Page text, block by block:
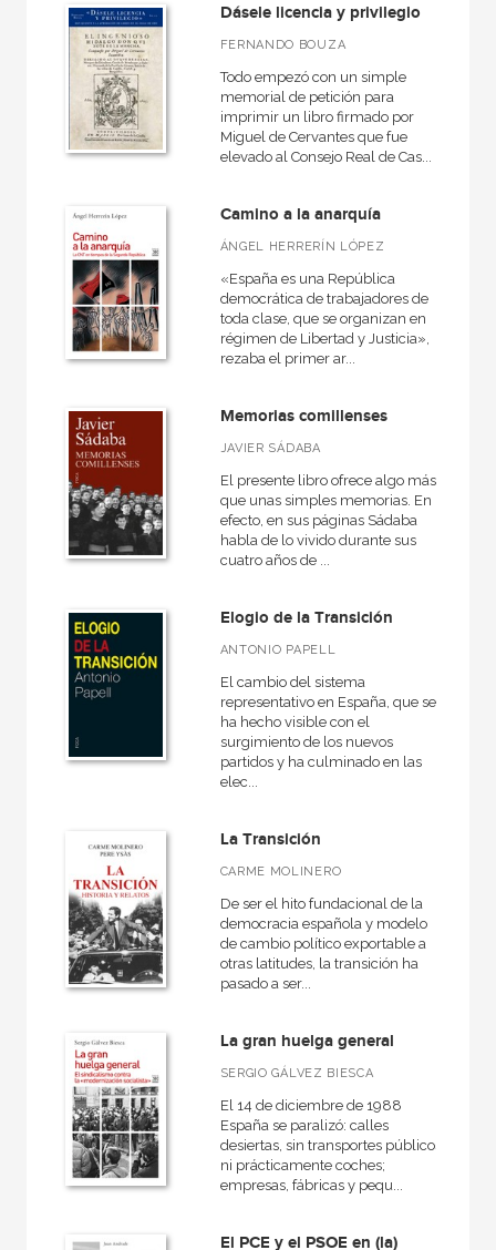
Hitos
Investigación
La palabra ilustrada
VER TODAS... (33)
NUESTROS FORMATOS
Cartoné
Ebook
Ebook
Grapa
Papel
Papel
Rústica
CATÁLOGOS PDF
Catálogos PDF
Dásele licencia y privilegio
FERNANDO BOUZA
Todo empezó con un simple
memorial de petición para
imprimir un libro firmado por
Miguel de Cervantes que fue
elevado al Consejo Real de Cas...
Camino a la anarquía
ÁNGEL HERRERÍN LÓPEZ
«España es una República
democrática de trabajadores de
toda clase, que se organizan en
régimen de Libertad y Justicia»,
rezaba el primer ar...
Memorias comillenses
JAVIER SÁDABA
El presente libro ofrece algo más
que unas simples memorias. En
efecto, en sus páginas Sádaba
habla de lo vivido durante sus
cuatro años de ...
Elogio de la Transición
ANTONIO PAPELL
El cambio del sistema
representativo en España, que se
ha hecho visible con el
surgimiento de los nuevos
partidos y ha culminado en las
elec...
La Transición
CARME MOLINERO
De ser el hito fundacional de la
democracia española y modelo
de cambio político exportable a
otras latitudes, la transición ha
pasado a ser...
La gran huelga general
SERGIO GÁLVEZ BIESCA
El 14 de diciembre de 1988
España se paralizó: calles
desiertas, sin transportes públicos
ni prácticamente coches;
empresas, fábricas y pequ...
El PCE y el PSOE en (la)